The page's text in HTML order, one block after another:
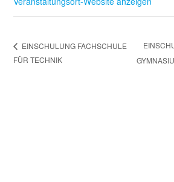
EINSCHULUNG FACHSCHULE
FÜR TECHNIK